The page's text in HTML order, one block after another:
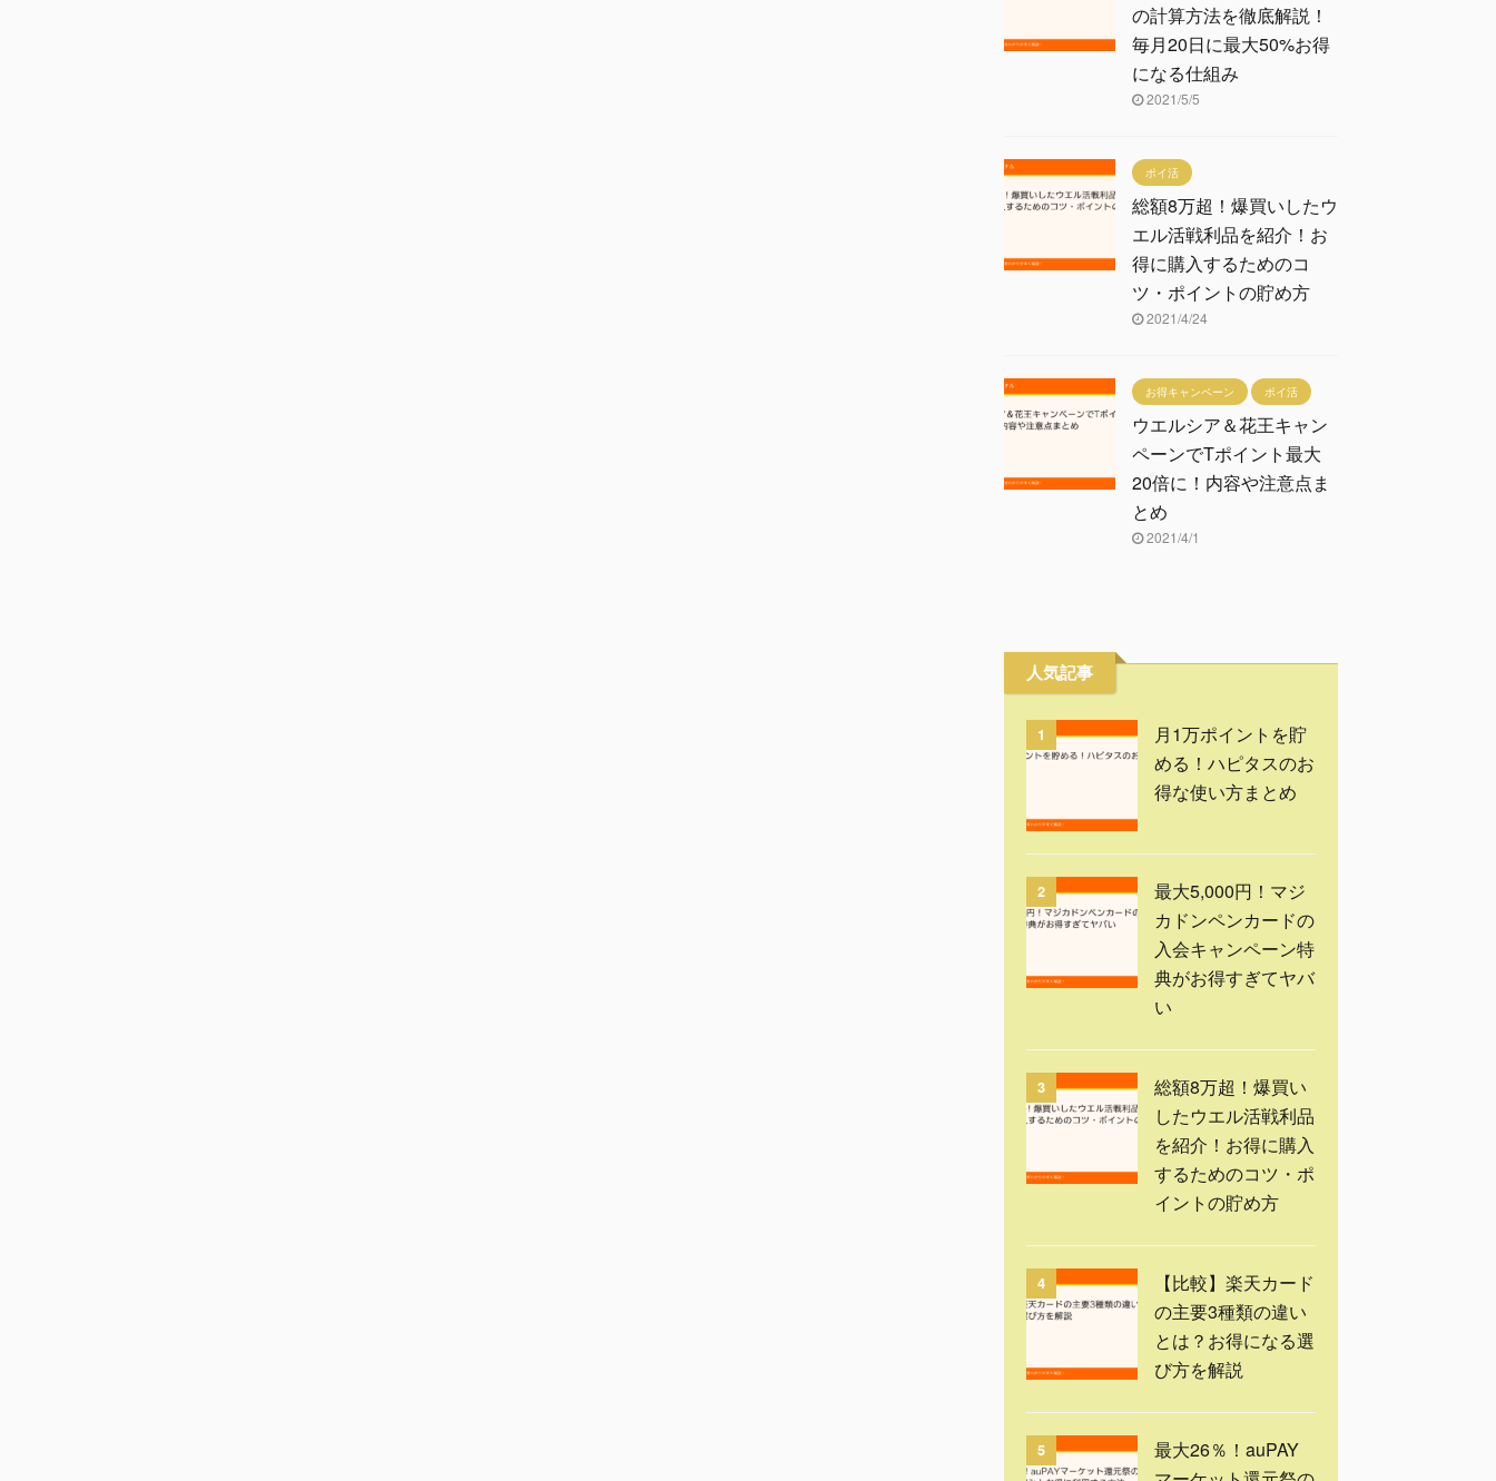
の計算方法を徹底解説！
毎月20日に最大50%お得
になる仕組み
2021/5/5
ポイ活
総額8万超！爆買いしたウ
エル活戦利品を紹介！お
得に購入するためのコ
ツ・ポイントの貯め方
2021/4/24
お得キャンペーン ポイ活
ウエルシア＆花王キャン
ペーンでTポイント最大
20倍に！内容や注意点ま
とめ
2021/4/1
人気記事
1
月1万ポイントを貯
める！ハピタスのお
得な使い方まとめ
2
最大5,000円！マジ
カドンペンカードの
入会キャンペーン特
典がお得すぎてヤバ
い
3
総額8万超！爆買い
したウエル活戦利品
を紹介！お得に購入
するためのコツ・ポ
イントの貯め方
4
【比較】楽天カード
の主要3種類の違い
とは？お得になる選
び方を解説
5
最大26％！auPAY